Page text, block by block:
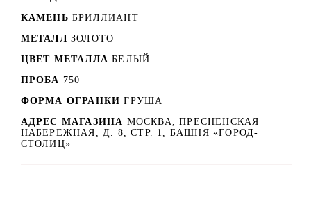
КАМЕНЬ БРИЛЛИАНТ
МЕТАЛЛ ЗОЛОТО
ЦВЕТ МЕТАЛЛА БЕЛЫЙ
ПРОБА 750
ФОРМА ОГРАНКИ ГРУША
АДРЕС МАГАЗИНА МОСКВА, ПРЕСНЕНСКАЯ
НАБЕРЕЖНАЯ, Д. 8, СТР. 1, БАШНЯ «ГОРОД-
СТОЛИЦ»